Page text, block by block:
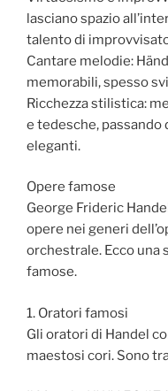
lasciano spazio
talento di
Cantare melodie:
memorabili, spesso
Ricchezza stilistica:
e tedesche, passando
eleganti.
Opere famose
George Frideric
opere nei generi
orchestrale. Ecco una
famose.
1. Oratori famosi
Gli oratori di Handel
maestosi cori. Sono